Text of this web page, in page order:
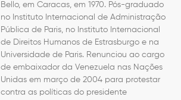
Bello, em Caracas, em 1970. Pós-graduado
no Instituto Internacional de Administração
Pública de Paris, no Instituto Internacional
de Direitos Humanos de Estrasburgo e na
Universidade de Paris. Renunciou ao cargo
de embaixador da Venezuela nas Nações
Unidas em março de 2004 para protestar
contra as políticas do presidente